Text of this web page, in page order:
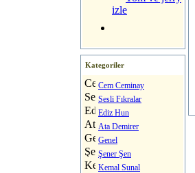
izle
Kategoriler
Cem Ceminay
Sesli Fıkralar
Ediz Hun
Ata Demirer
Genel
Şener Şen
Kemal Sunal